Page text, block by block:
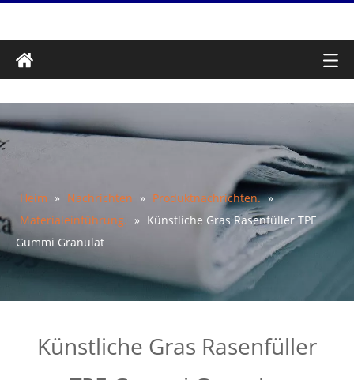
Heim » Nachrichten » Produktnachrichten. »
Materialeinführung. » Künstliche Gras Rasenfüller TPE
Gummi Granulat
Künstliche Gras Rasenfüller